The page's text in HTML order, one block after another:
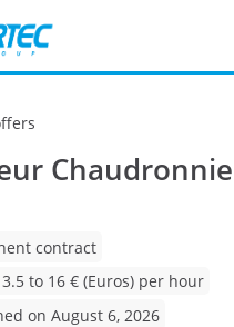
contract
to 16 € (Euros) per hour
on August 6, 2026
panel